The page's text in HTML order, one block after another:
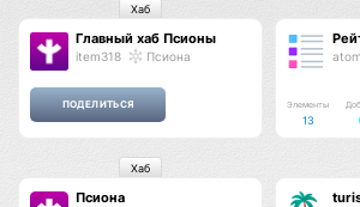
Главный хаб Псионы
item318 Псиона
Хаб
Элементы
13
Псиона
Хаб